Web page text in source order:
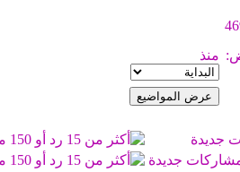
منذ
جديدة
مشاركات جديدة